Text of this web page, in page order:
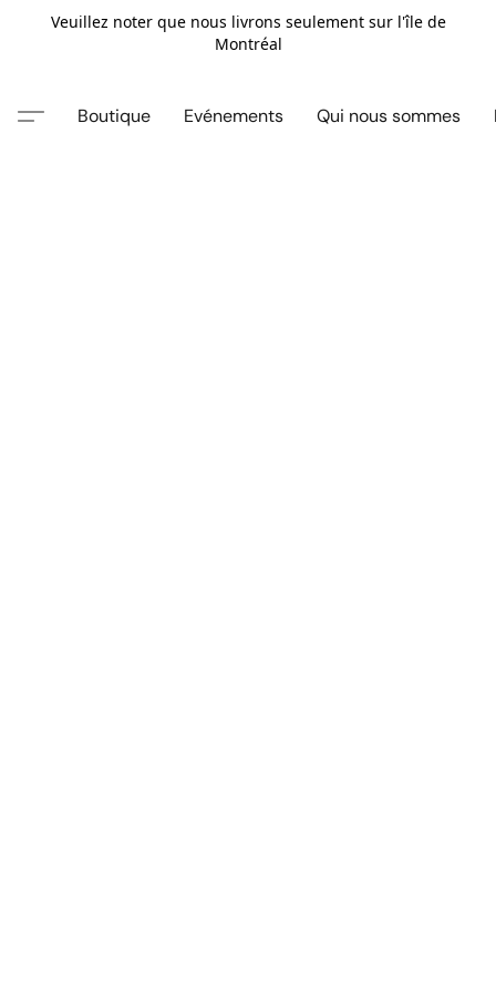
Veuillez noter que nous livrons seulement sur l'île de
Montréal
Boutique Evénements Qui nous sommes